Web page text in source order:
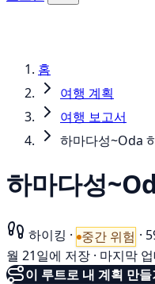
홈
여행 계획
여행 보고서
하마다성~Oda
하마다성
하이킹 · 중간 위험 ·
월 21일에 저장 · 마지막
이 루트로 내 계획 만